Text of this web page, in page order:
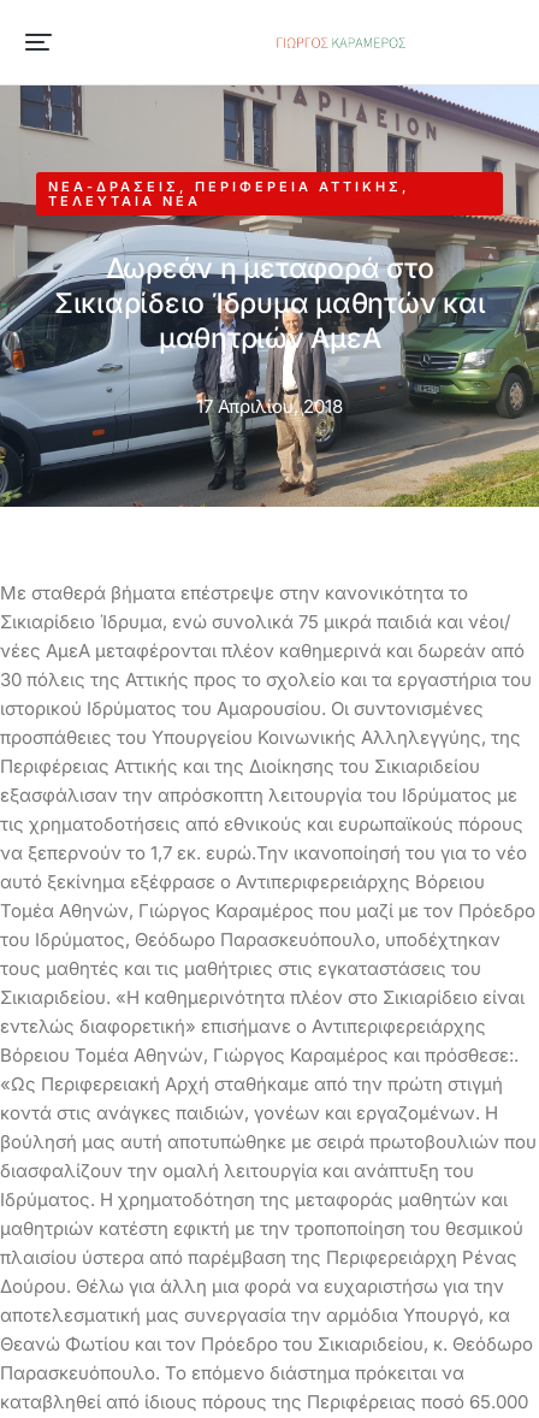
ΝΈΑ-ΔΡΆΣΕΙΣ ΠΕΡΙΦΈΡΕΙΑ ΑΤΤΙΚΉΣ
ΤΕΛΕΥΤΑΊΑ ΝΈΑ
Δωρεάν η μεταφορά στο
Σικιαρίδειο Ίδρυμα μαθητών και
μαθητριών ΑμεΑ
17 Απριλίου, 2018
Με σταθερά βήματα επέστρεψε στην κανονικότητα το
Σικιαρίδειο Ίδρυμα, ενώ συνολικά 75 μικρά παιδιά και νέοι/
νέες ΑμεΑ μεταφέρονται πλέον καθημερινά και δωρεάν από
30 πόλεις της Αττικής προς το σχολείο και τα εργαστήρια του
ιστορικού Ιδρύματος του Αμαρουσίου. Οι συντονισμένες
προσπάθειες του Υπουργείου Κοινωνικής Αλληλεγγύης, της
Περιφέρειας Αττικής και της Διοίκησης του Σικιαριδείου
εξασφάλισαν την απρόσκοπτη λειτουργία του Ιδρύματος με
τις χρηματοδοτήσεις από εθνικούς και ευρωπαϊκούς πόρους
να ξεπερνούν το 1,7 εκ. ευρώ.Την ικανοποίησή του για το νέο
αυτό ξεκίνημα εξέφρασε ο Αντιπεριφερειάρχης Βόρειου
Τομέα Αθηνών, Γιώργος Καραμέρος που μαζί με τον Πρόεδρο
του Ιδρύματος, Θεόδωρο Παρασκευόπουλο, υποδέχτηκαν
τους μαθητές και τις μαθήτριες στις εγκαταστάσεις του
Σικιαριδείου. «Η καθημερινότητα πλέον στο Σικιαρίδειο είναι
εντελώς διαφορετική» επισήμανε ο Αντιπεριφερειάρχης
Βόρειου Τομέα Αθηνών, Γιώργος Καραμέρος και πρόσθεσε:.
«Ως Περιφερειακή Αρχή σταθήκαμε από την πρώτη στιγμή
κοντά στις ανάγκες παιδιών, γονέων και εργαζομένων. Η
βούλησή μας αυτή αποτυπώθηκε με σειρά πρωτοβουλιών που
διασφαλίζουν την ομαλή λειτουργία και ανάπτυξη του
Ιδρύματος. Η χρηματοδότηση της μεταφοράς μαθητών και
μαθητριών κατέστη εφικτή με την τροποποίηση του θεσμικού
πλαισίου ύστερα από παρέμβαση της Περιφερειάρχη Ρένας
Δούρου. Θέλω για άλλη μια φορά να ευχαριστήσω για την
αποτελεσματική μας συνεργασία την αρμόδια Υπουργό, κα
Θεανώ Φωτίου και τον Πρόεδρο του Σικιαριδείου, κ. Θεόδωρο
Παρασκευόπουλο. Το επόμενο διάστημα πρόκειται να
καταβληθεί από ίδιους πόρους της Περιφέρειας ποσό 65.000